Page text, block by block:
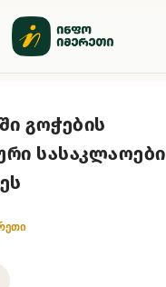
გოჭების
სასაკლაოები